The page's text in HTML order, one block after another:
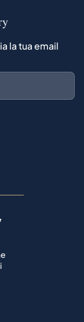
la tua email